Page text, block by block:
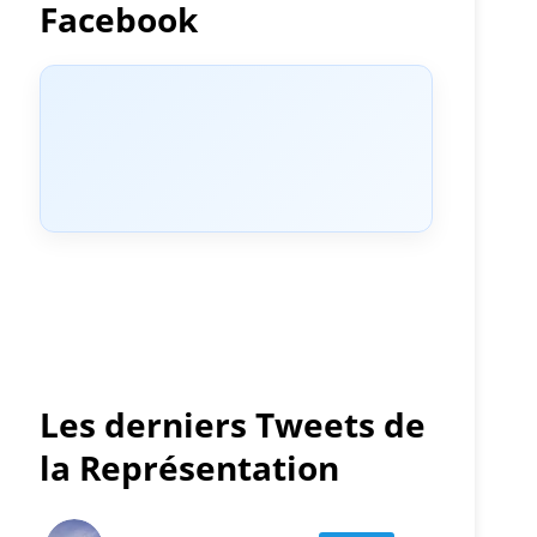
Facebook
Les derniers Tweets de
la Représentation